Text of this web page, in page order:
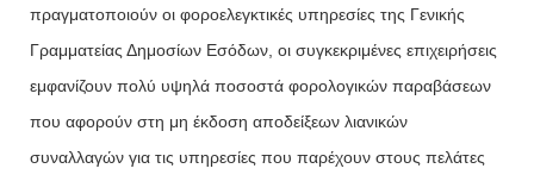
πραγματοποιούν οι φοροελεγκτικές υπηρεσίες της Γενικής
Γραμματείας Δημοσίων Εσόδων, οι συγκεκριμένες επιχειρήσεις
εμφανίζουν πολύ υψηλά ποσοστά φορολογικών παραβάσεων
που αφορούν στη μη έκδοση αποδείξεων λιανικών
συναλλαγών για τις υπηρεσίες που παρέχουν στους πελάτες